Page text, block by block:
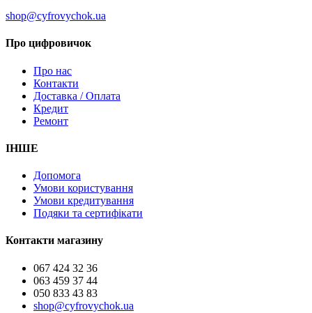
shop@cyfrovychok.ua
Про цифровичок
Про нас
Контакти
Доставка / Оплата
Кредит
Ремонт
ІНШЕ
Допомога
Умови користування
Умови кредитування
Подяки та сертифікати
Контакти магазину
067 424 32 36
063 459 37 44
050 833 43 83
shop@cyfrovychok.ua